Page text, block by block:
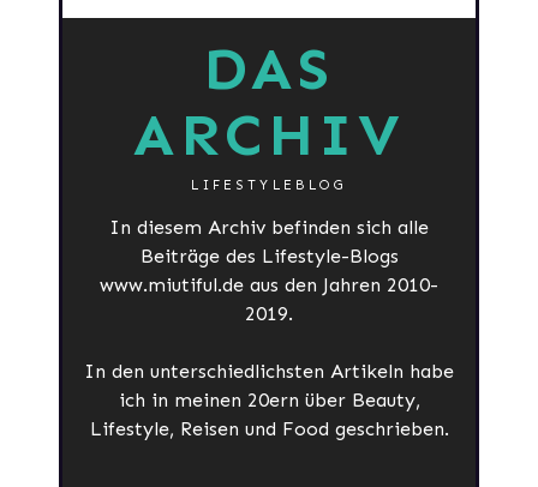
DAS
ARCHIV
LIFESTYLEBLOG
In diesem Archiv befinden sich alle
Beiträge des Lifestyle-Blogs
www.miutiful.de aus den Jahren 2010-
2019.
In den unterschiedlichsten Artikeln habe
ich in meinen 20ern über Beauty,
Lifestyle, Reisen und Food geschrieben.